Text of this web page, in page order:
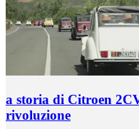
a storia di Citroen
rivoluzione